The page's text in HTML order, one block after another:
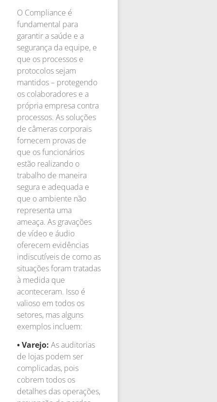
O Compliance é
fundamental para
garantir a saúde e a
segurança da equipe, e
que os processos e
protocolos sejam
mantidos – protegendo
os colaboradores e a
própria empresa contra
processos. As soluções
de câmeras corporais
fornecem provas de
que os funcionários
estão realizando o
trabalho de maneira
segura e adequada e
que o ambiente não
representa uma
ameaça. As gravações
de vídeo e áudio
oferecem evidências
indiscutíveis de como as
situações foram tratadas
à medida que
aconteceram. Isso é
valioso em todos os
setores, mas alguns
exemplos incluem:
• Varejo: As auditorias
de lojas podem ser
complicadas, pois
cobrem todos os
detalhes das operações,